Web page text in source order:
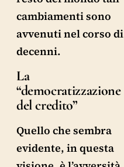
cambiamenti sono
avvenuti nel corso di
decenni.
La
“democratizzazione
del credito”
Quello che sembra
evidente, in questa